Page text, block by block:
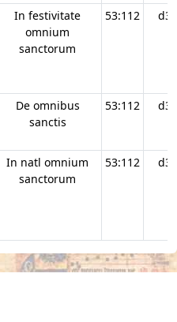
In festivitate
omnium
sanctorum
53:112 d34
De omnibus
sanctis
53:112 d34
In natl omnium
sanctorum
53:112 d34